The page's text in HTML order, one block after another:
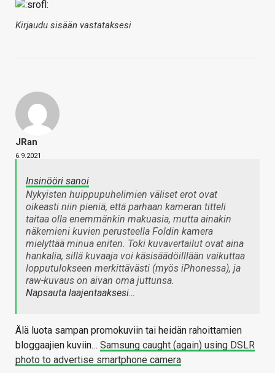
Kirjaudu sisään vastataksesi
JRan
6.9.2021
Insinööri sanoi
Nykyisten huippupuhelimien väliset erot ovat
oikeasti niin pieniä, että parhaan kameran titteli
taitaa olla enemmänkin makuasia, mutta ainakin
näkemieni kuvien perusteella Foldin kamera
mielyttää minua eniten. Toki kuvavertailut ovat aina
hankalia, sillä kuvaaja voi käsisäädöilllään vaikuttaa
lopputulokseen merkittävästi (myös iPhonessa), ja
raw-kuvaus on aivan oma juttunsa.
Napsauta laajentaaksesi…
Älä luota sampan promokuviin tai heidän rahoittamien
bloggaajien kuviin… Samsung caught (again) using DSLR
photo to advertise smartphone camera